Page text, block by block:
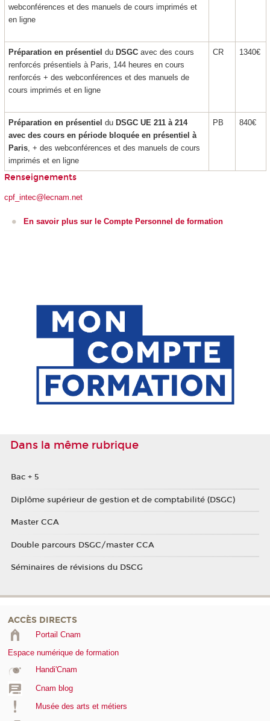
webconférences et des manuels de cours imprimés et
en ligne
Préparation en présentiel du DSGC avec des cours
renforcés présentiels à Paris, 144 heures en cours
renforcés + des webconférences et des manuels de
cours imprimés et en ligne
CR 1340€
Préparation en présentiel du DSGC UE 211 à 214
avec des cours en période bloquée en présentiel à
Paris, + des webconférences et des manuels de cours
imprimés et en ligne
PB 840€
Renseignements
cpf_intec@lecnam.net
En savoir plus sur le Compte Personnel de formation
Dans la même rubrique
Bac + 5
Diplôme supérieur de gestion et de comptabilité (DSGC)
Master CCA
Double parcours DSGC/master CCA
Séminaires de révisions du DSCG
ACCÈS DIRECTS
Portail Cnam
Espace numérique de formation
Handi'Cnam
Cnam blog
Musée des arts et métiers